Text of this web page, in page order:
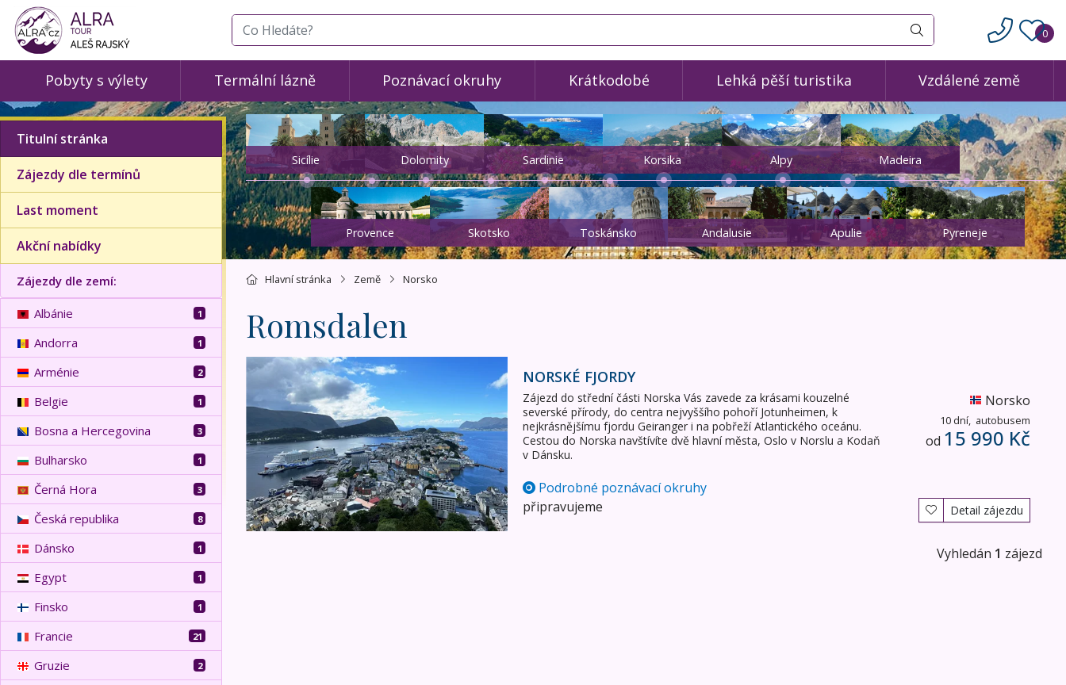
co hledáte
Vyhledat
0
Pobyty s výlety Termální lázně Poznávací okruhy Krátkodobé Lehká pěší turistika Vzdálené země
Titulní stránka
Zájezdy dle termínů
Last moment
Akční nabídky
Zájezdy dle zemí:
Albánie 1
Andorra 1
Arménie 2
Belgie 1
Bosna a Hercegovina 3
Bulharsko 1
Černá Hora 3
Česká republika 8
Dánsko 1
Egypt 1
Finsko 1
Francie 21
Gruzie 2
Sicílie Dolomity Sardinie Korsika Alpy Madeira
Provence Skotsko Toskánsko Andalusie Apulie Pyreneje
Hlavní stránka Země Norsko
Romsdalen
Norské fjordy
NORSKÉ FJORDY
Zájezd do střední části Norska Vás zavede za krásami kouzelné
severské přírody, do centra nejvyššího pohoří Jotunheimen, k
nejkrásnějšímu fjordu Geiranger i na pobřeží Atlantického oceánu.
Cestou do Norska navštívíte dvě hlavní města, Oslo v Norslu a Kodaň
v Dánsku.
Norsko
10 dní, autobusem
od 15 990 Kč
Podrobné poznávací okruhy
připravujeme
Detail zájezdu
Vyhledán 1 zájezd